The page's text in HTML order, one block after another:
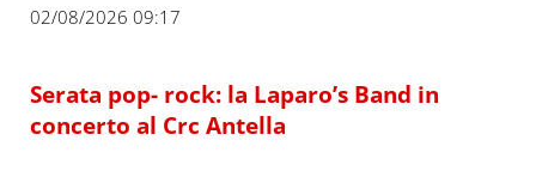
02/08/2026 09:17
Serata pop- rock: la Laparo’s Band in
concerto al Crc Antella